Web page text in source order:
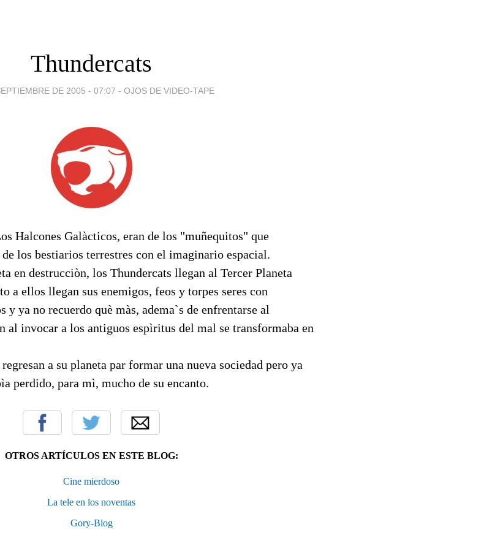
Thundercats
DE 2005 - 07:07 - OJOS DE VIDEO-TAPE
Halcones Galàcticos, eran de los "muñequitos" que
los bestiarios terrestres con el imaginario espacial.
en destrucciòn, los Thundercats llegan al Tercer Planeta
a ellos llegan sus enemigos, feos y torpes seres con
y ya no recuerdo què màs, adema`s de enfrentarse al
al invocar a los antiguos espìritus del mal se transformaba en
a su planeta par formar una nueva sociedad pero ya
perdido, para mì, mucho de su encanto.
OTROS ARTÍCULOS EN ESTE BLOG:
Cine mierdoso
La tele en los noventas
Gory-Blog